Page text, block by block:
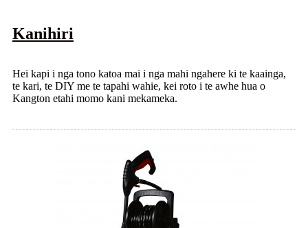
Kanihiri
Hei kapi i nga tono katoa mai i nga mahi ngahere ki te kaainga,
te kari, te DIY me te tapahi wahie, kei roto i te awhe hua o
Kangton etahi momo kani mekameka.